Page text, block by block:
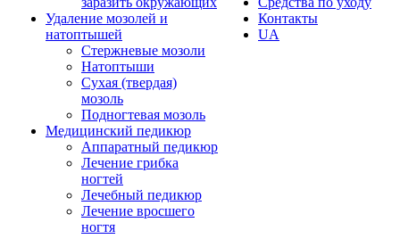
Удаление мозолей и
натоптышей
Стержневые мозоли
Натоптыши
Сухая (твердая)
мозоль
Подногтевая мозоль
Медицинский педикюр
Аппаратный педикюр
Лечение грибка
ногтей
Лечебный педикюр
Лечение вросшего
ногтя
Контакты
UA